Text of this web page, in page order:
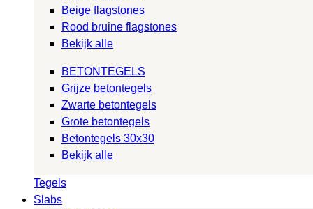
Beige flagstones
Rood bruine flagstones
Bekijk alle
BETONTEGELS
Grijze betontegels
Zwarte betontegels
Grote betontegels
Betontegels 30x30
Bekijk alle
Tegels
Slabs